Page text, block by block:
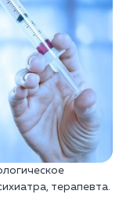
терапевта.